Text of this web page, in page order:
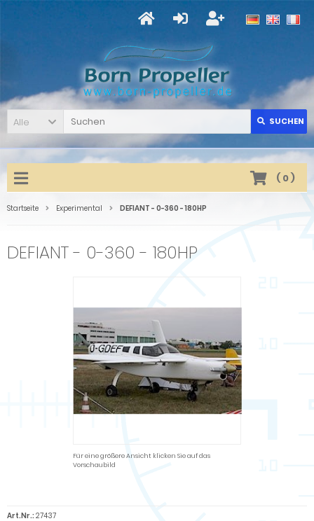
Alle SUCHEN
( 0)
Startseite Experimental DEFIANT - 0-360 - 180HP
DEFIANT - 0-360 - 180HP
Für eine größere Ansicht klicken Sie auf das
Vorschaubild
Art.Nr.: 27437